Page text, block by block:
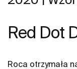
Red Dot
Roca otrzymała